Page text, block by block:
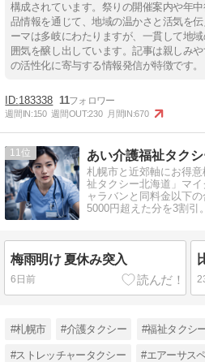
構成されています。祭りの開催案内や年
品情報を通じて、地域の温かさと活気を
ーマは多岐にわたりますが、一貫して地
囲気を醸し出しています。記事は親しみ
の活性化に寄与する情報発信が特徴です。
183338 11
週間IN:150 週間OUT:230 月間IN:670
11 あい介護福祉タク
札幌市と近郊軸にお得
祉タクシー北海道」マ
ャラバンと同料金以下
5000円超えた分を3割引
梅雨明け 夏休み突入
6日前
#札幌市 #介護タクシー #福祉タクシ
#ストレッチャータクシー #エアーサス